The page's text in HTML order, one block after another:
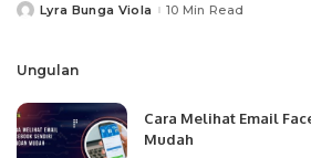
PostedLyra Bunga Viola 10 Min Read
Ungulan
Cara Melihat Email
Mudah